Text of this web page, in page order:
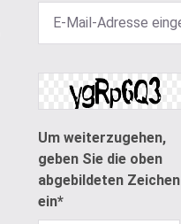
Um weiterzugehen,
geben Sie die oben
abgebildeten Zeichen
ein*